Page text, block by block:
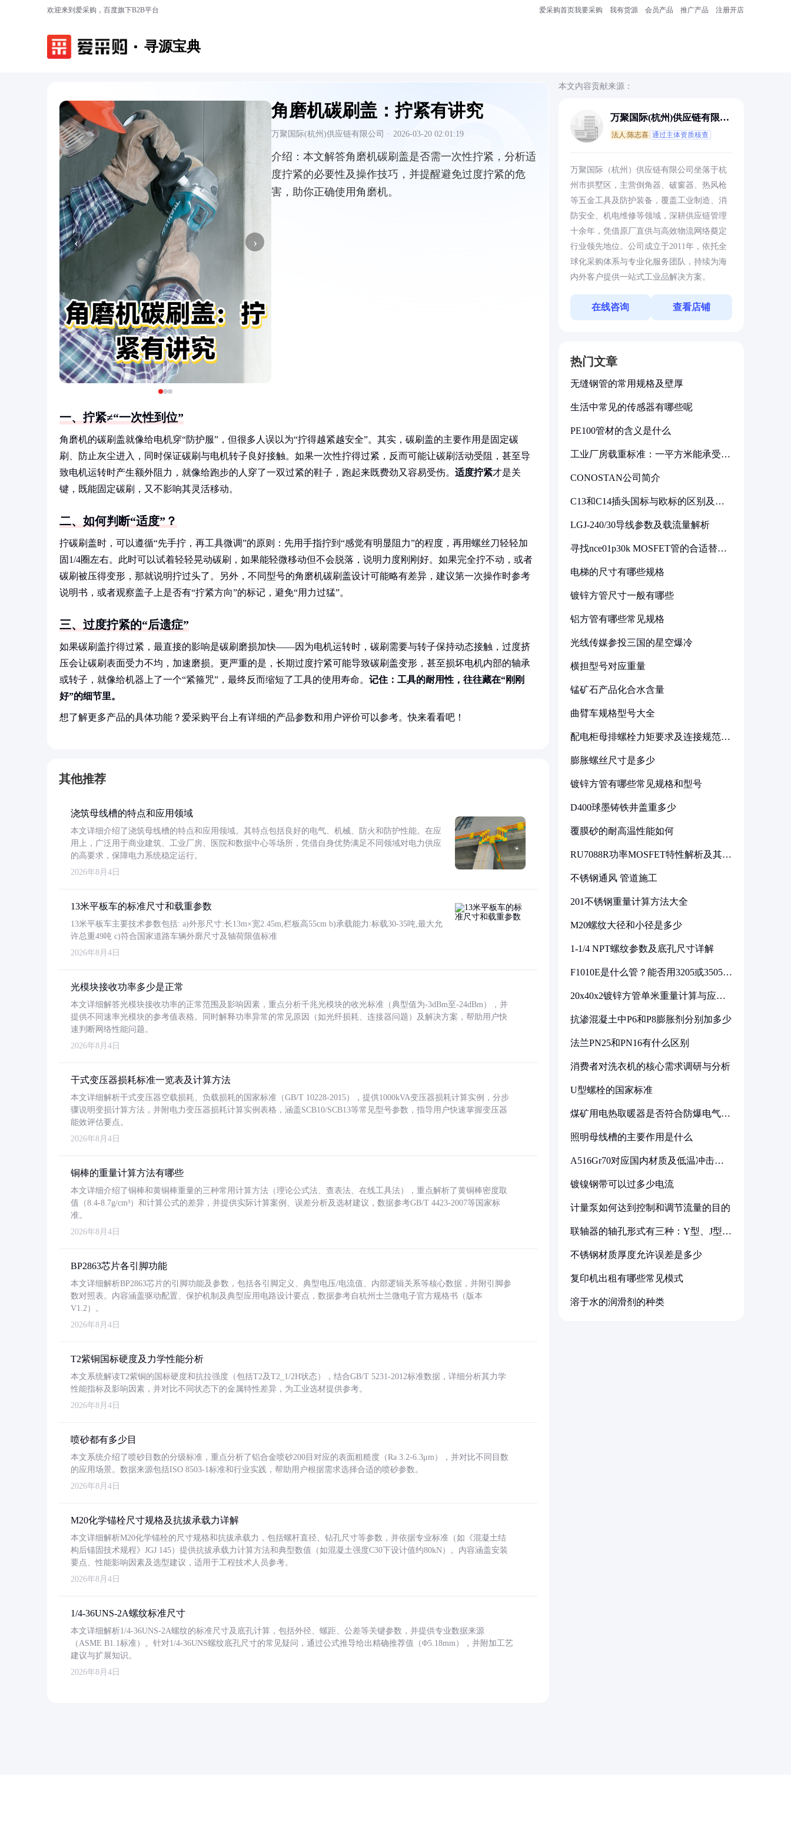
欢迎来到爱采购，百度旗下B2B平台 爱采购首页我要采购 我有货源 会员产品 推广产品 注册开店
寻源宝典
‹ ›
角磨机碳刷盖：拧紧有讲究
万聚国际(杭州)供应链有限公司 · 2026-03-20 02:01:19
介绍： 本文解答角磨机碳刷盖是否需一次性拧紧，分析适
度拧紧的必要性及操作技巧，并提醒避免过度拧紧的危
害，助你正确使用角磨机。
一、拧紧≠“一次性到位”
角磨机的碳刷盖就像给电机穿“防护服”，但很多人误以为“拧得越紧越安全”。其实，碳刷盖的主要作用是固定碳
刷、防止灰尘进入，同时保证碳刷与电机转子良好接触。如果一次性拧得过紧，反而可能让碳刷活动受阻，甚至导
致电机运转时产生额外阻力，就像给跑步的人穿了一双过紧的鞋子，跑起来既费劲又容易受伤。 适度拧紧才是关
键，既能固定碳刷，又不影响其灵活移动。
二、如何判断“适度”？
拧碳刷盖时，可以遵循“先手拧，再工具微调”的原则：先用手指拧到“感觉有明显阻力”的程度，再用螺丝刀轻轻加
固1/4圈左右。此时可以试着轻轻晃动碳刷，如果能轻微移动但不会脱落，说明力度刚刚好。如果完全拧不动，或者
碳刷被压得变形，那就说明拧过头了。另外，不同型号的角磨机碳刷盖设计可能略有差异，建议第一次操作时参考
说明书，或者观察盖子上是否有“拧紧方向”的标记，避免“用力过猛”。
三、过度拧紧的“后遗症”
如果碳刷盖拧得过紧，最直接的影响是碳刷磨损加快——因为电机运转时，碳刷需要与转子保持动态接触，过度挤
压会让碳刷表面受力不均，加速磨损。更严重的是，长期过度拧紧可能导致碳刷盖变形，甚至损坏电机内部的轴承
或转子，就像给机器上了一个“紧箍咒”，最终反而缩短了工具的使用寿命。 记住：工具的耐用性，往往藏在“刚刚
好”的细节里。
想了解更多产品的具体功能？爱采购平台上有详细的产品参数和用户评价可以参考。快来看看吧！
其他推荐
浇筑母线槽的特点和应用领域
本文详细介绍了浇筑母线槽的特点和应用领域。其特点包括良好的电气、机械、防火和防护性能。在应
用上，广泛用于商业建筑、工业厂房、医院和数据中心等场所，凭借自身优势满足不同领域对电力供应
的高要求，保障电力系统稳定运行。
2026年8月4日
13米平板车的标准尺寸和载重参数
13米平板车主要技术参数包括: a)外形尺寸:长13m×宽2.45m,栏板高55cm b)承载能力:标载30-35吨,最大允
许总重49吨 c)符合国家道路车辆外廓尺寸及轴荷限值标准
2026年8月4日
光模块接收功率多少是正常
本文详细解答光模块接收功率的正常范围及影响因素，重点分析千兆光模块的收光标准（典型值为-3dBm至-24dBm），并
提供不同速率光模块的参考值表格。同时解释功率异常的常见原因（如光纤损耗、连接器问题）及解决方案，帮助用户快
速判断网络性能问题。
2026年8月4日
干式变压器损耗标准一览表及计算方法
本文详细解析干式变压器空载损耗、负载损耗的国家标准（GB/T 10228-2015），提供1000kVA变压器损耗计算实例，分步
骤说明变损计算方法，并附电力变压器损耗计算实例表格，涵盖SCB10/SCB13等常见型号参数，指导用户快速掌握变压器
能效评估要点。
2026年8月4日
铜棒的重量计算方法有哪些
本文详细介绍了铜棒和黄铜棒重量的三种常用计算方法（理论公式法、查表法、在线工具法），重点解析了黄铜棒密度取
值（8.4-8.7g/cm³）和计算公式的差异，并提供实际计算案例、误差分析及选材建议，数据参考GB/T 4423-2007等国家标
准。
2026年8月4日
BP2863芯片各引脚功能
本文详细解析BP2863芯片的引脚功能及参数，包括各引脚定义、典型电压/电流值、内部逻辑关系等核心数据，并附引脚参
数对照表。内容涵盖驱动配置、保护机制及典型应用电路设计要点，数据参考自杭州士兰微电子官方规格书（版本
V1.2）。
2026年8月4日
T2紫铜国标硬度及力学性能分析
本文系统解读T2紫铜的国标硬度和抗拉强度（包括T2及T2_1/2H状态），结合GB/T 5231-2012标准数据，详细分析其力学
性能指标及影响因素，并对比不同状态下的金属特性差异，为工业选材提供参考。
2026年8月4日
喷砂都有多少目
本文系统介绍了喷砂目数的分级标准，重点分析了铝合金喷砂200目对应的表面粗糙度（Ra 3.2-6.3μm），并对比不同目数
的应用场景。数据来源包括ISO 8503-1标准和行业实践，帮助用户根据需求选择合适的喷砂参数。
2026年8月4日
M20化学锚栓尺寸规格及抗拔承载力详解
本文详细解析M20化学锚栓的尺寸规格和抗拔承载力，包括螺杆直径、钻孔尺寸等参数，并依据专业标准（如《混凝土结
构后锚固技术规程》JGJ 145）提供抗拔承载力计算方法和典型数值（如混凝土强度C30下设计值约80kN）。内容涵盖安装
要点、性能影响因素及选型建议，适用于工程技术人员参考。
2026年8月4日
1/4-36UNS-2A螺纹标准尺寸
本文详细解析1/4-36UNS-2A螺纹的标准尺寸及底孔计算，包括外径、螺距、公差等关键参数，并提供专业数据来源
（ASME B1.1标准）。针对1/4-36UNS螺纹底孔尺寸的常见疑问，通过公式推导给出精确推荐值（Φ5.18mm），并附加工艺
建议与扩展知识。
2026年8月4日
本文内容贡献来源：
万聚国际(杭州)供应链有限公
法人:陈志喜 通过主体资质核查
万聚国际（杭州）供应链有限公司坐落于杭
州市拱墅区，主营倒角器、破窗器、热风枪
等五金工具及防护装备，覆盖工业制造、消
防安全、机电维修等领域，深耕供应链管理
十余年，凭借原厂直供与高效物流网络奠定
行业领先地位。公司成立于2011年，依托全
球化采购体系与专业化服务团队，持续为海
内外客户提供一站式工业品解决方案。
在线咨询 查看店铺
热门文章
无缝钢管的常用规格及壁厚
生活中常见的传感器有哪些呢
PE100管材的含义是什么
工业厂房载重标准：一平方米能承受多
CONOSTAN公司简介
C13和C14插头国标与欧标的区别及其
LGJ-240/30导线参数及载流量解析
寻找nce01p30k MOSFET管的合适替代
电梯的尺寸有哪些规格
镀锌方管尺寸一般有哪些
铝方管有哪些常见规格
光线传媒参投三国的星空爆冷
横担型号对应重量
锰矿石产品化合水含量
曲臂车规格型号大全
配电柜母排螺栓力矩要求及连接规范详
膨胀螺丝尺寸是多少
镀锌方管有哪些常见规格和型号
D400球墨铸铁井盖重多少
覆膜砂的耐高温性能如何
RU7088R功率MOSFET特性解析及其在
不锈钢通风 管道施工
201不锈钢重量计算方法大全
M20螺纹大径和小径是多少
1-1/4 NPT螺纹参数及底孔尺寸详解
F1010E是什么管？能否用3205或3505代
20x40x2镀锌方管单米重量计算与应用
抗渗混凝土中P6和P8膨胀剂分别加多少
法兰PN25和PN16有什么区别
消费者对洗衣机的核心需求调研与分析
U型螺栓的国家标准
煤矿用电热取暖器是否符合防爆电气设
照明母线槽的主要作用是什么
A516Gr70对应国内材质及低温冲击要
镀镍钢带可以过多少电流
计量泵如何达到控制和调节流量的目的
联轴器的轴孔形式有三种：Y型、J型、
不锈钢材质厚度允许误差是多少
复印机出租有哪些常见模式
溶于水的润滑剂的种类